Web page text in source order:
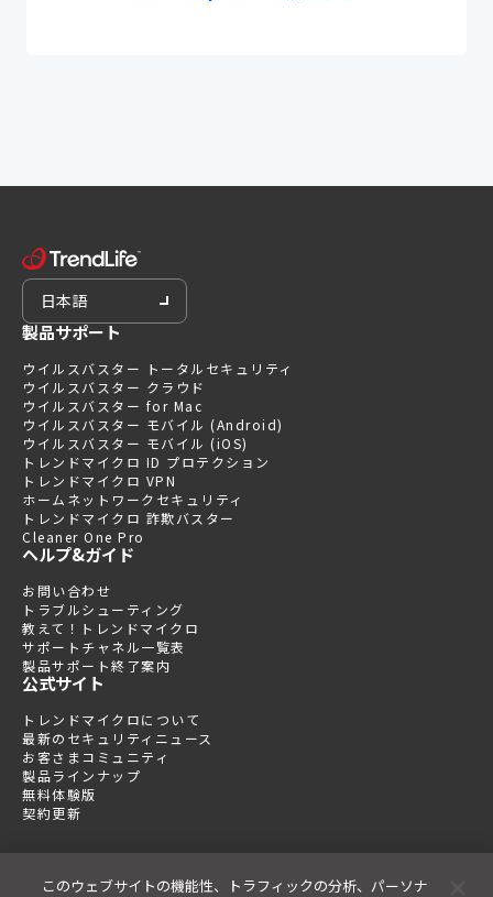
日本語
製品サポート
ウイルスバスター トータルセキュリティ
ウイルスバスター クラウド
ウイルスバスター for Mac
ウイルスバスター モバイル (Android)
ウイルスバスター モバイル (iOS)
トレンドマイクロ ID プロテクション
トレンドマイクロ VPN
ホームネットワークセキュリティ
トレンドマイクロ 詐欺バスター
Cleaner One Pro
ヘルプ&ガイド
お問い合わせ
トラブルシューティング
教えて！トレンドマイクロ
サポートチャネル一覧表
製品サポート終了案内
公式サイト
トレンドマイクロについて
最新のセキュリティニュース
お客さまコミュニティ
製品ラインナップ
無料体験版
契約更新
このウェブサイトの機能性、トラフィックの分析、パーソナ